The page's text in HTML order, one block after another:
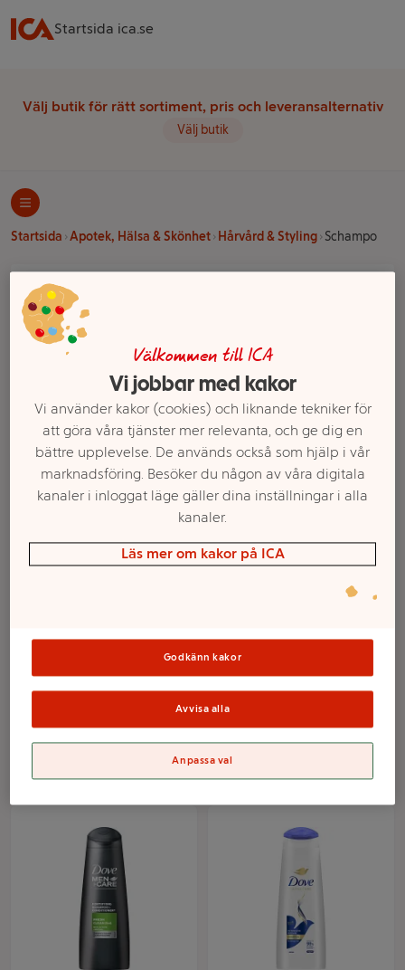
Startsida ica.se
Välj butik för rätt sortiment, pris och leveransalternativ
Välj butik
Startsida Apotek, Hälsa & Skönhet Hårvård & Styling Schampo
Ett exempel på onlinesortiment visas.
Produkter från Dove i Schampo
Dove
Colour radiance För
färgat hår Schampo
250ml Dove
Daily moisture
Schampo 250ml Dove
Välkommen till ICA
Vi jobbar med kakor
Vi använder kakor (cookies) och liknande tekniker för
att göra våra tjänster mer relevanta, och ge dig en
bättre upplevelse. De används också som hjälp i vår
marknadsföring. Besöker du någon av våra digitala
kanaler i inloggat läge gäller dina inställningar i alla
kanaler.
Läs mer om kakor på ICA
Godkänn kakor
Avvisa alla
Anpassa val